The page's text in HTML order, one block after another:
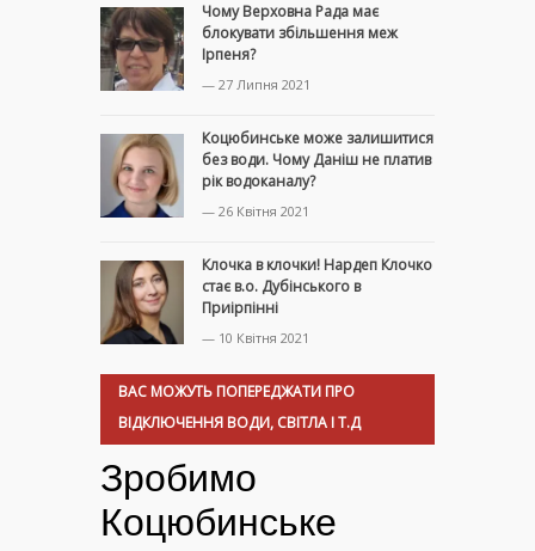
Чому Верховна Рада має
блокувати збільшення меж
Ірпеня?
— 27 Липня 2021
Коцюбинське може залишитися
без води. Чому Даніш не платив
рік водоканалу?
— 26 Квітня 2021
Клочка в клочки! Нардеп Клочко
стає в.о. Дубінського в
Приірпінні
— 10 Квітня 2021
ВАС МОЖУТЬ ПОПЕРЕДЖАТИ ПРО
ВІДКЛЮЧЕННЯ ВОДИ, СВІТЛА І Т.Д